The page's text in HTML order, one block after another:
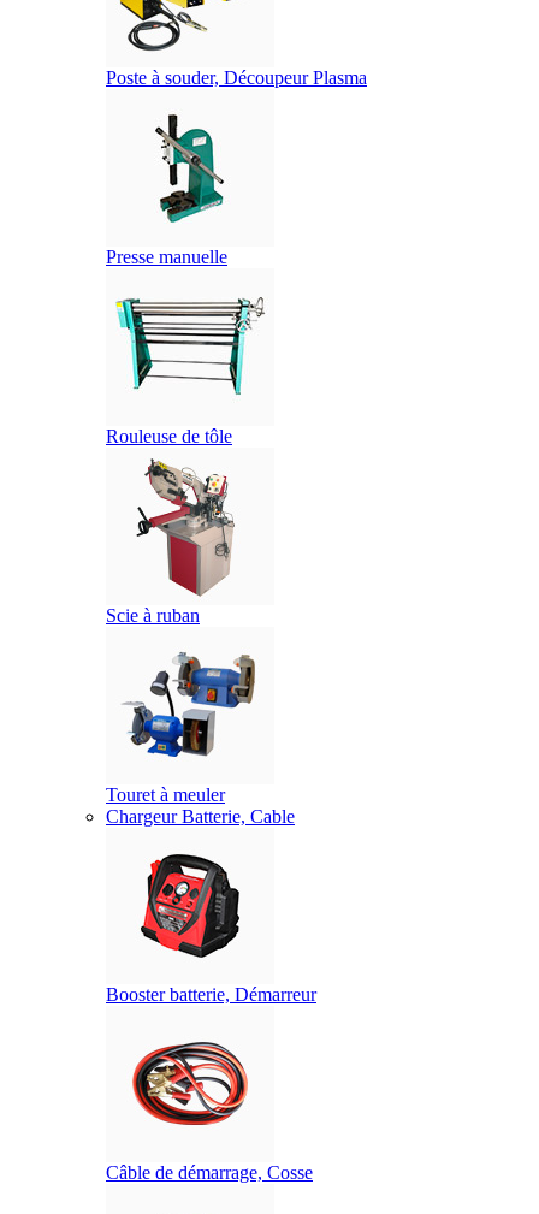
Poste à souder, Découpeur Plasma
Presse manuelle
Rouleuse de tôle
Scie à ruban
Touret à meuler
Chargeur Batterie, Cable
Booster batterie, Démarreur
Câble de démarrage, Cosse